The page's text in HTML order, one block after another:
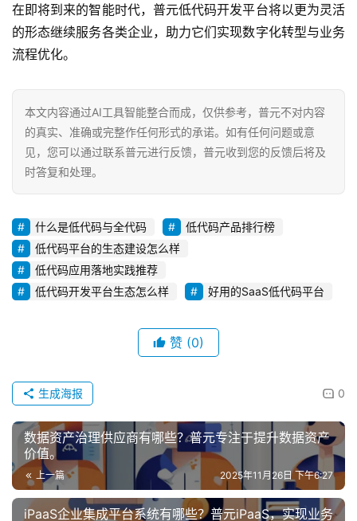
在即将到来的智能时代，普元低代码开发平台将以更为灵活
的形态继续服务各类企业，助力它们实现数字化转型与业务
流程优化。
本文内容通过AI工具智能整合而成，仅供参考，普元不对内容
的真实、准确或完整作任何形式的承诺。如有任何问题或意
见，您可以通过联系普元进行反馈，普元收到您的反馈后将及
时答复和处理。
什么是低代码与全代码
低代码产品排行榜
低代码平台的生态建设怎么样
低代码应用落地实践推荐
低代码开发平台生态怎么样
好用的SaaS低代码平台
赞 (0)
0
生成海报
数据资产治理供应商有哪些？普元专注于提升数据资产
价值。
上一篇 2025年11月26日 下午6:27
iPaaS企业集成平台系统有哪些？普元iPaaS，实现业务